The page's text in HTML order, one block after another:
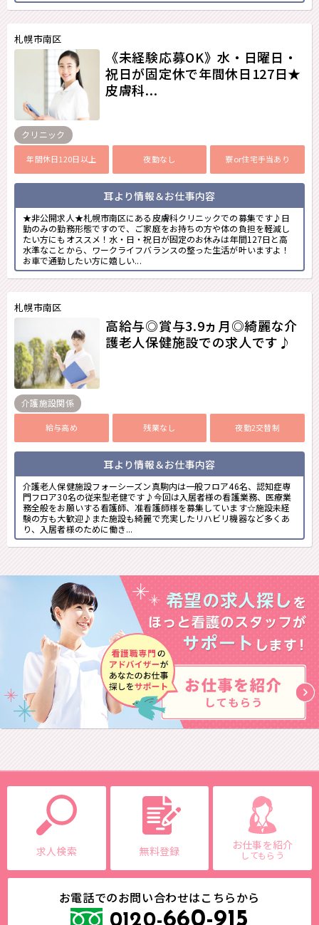
札幌市南区
《未経験応募OK》水・日曜日・
祝日が固定休で年間休日127日★
皮膚科...
クリニック
年間休日120日以上 夜勤なし 寮or住宅手当あり
耳より情報＆お仕事内容
★非公開求人★札幌市南区にある皮膚科クリニックでの募集です♪日
勤のみの勤務形態ですので、ご家庭をお持ちの方や体の負担を軽減し
たい方にもオススメ！水・日・祝日が固定のお休みは年間127日と高
水準なことから、ワークライフバランスの整った生活が叶いますよ！
お車で通勤したい方に嬉しい...
札幌市南区
高給与◎賞与3.9ヵ月◎綺麗な介
護老人保健施設での求人です♪
介護施設関係
給与高め 残業なし 夜勤2交替制
耳より情報＆お仕事内容
介護老人保健施設フォーシーズン真駒内は一般フロア46名、認知症専
門フロア30名の従来型老健です♪今回は入居者様の看護業務、医療業
務全般をお願いする看護師、准看護師様を募集しています☆施設未経
験の方も大歓迎♪また施設も綺麗で充実したリハビリ機器など多くあ
り、入居者様のために働き...
求人検索 無料登録 お仕事を紹介
してもらう
お電話でのお問い合わせはこちらから